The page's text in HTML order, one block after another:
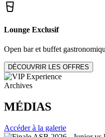
Lounge Exclusif
Open bar et buffet
DÉCOUVRIR LES OFFRES
Archives
MÉDIAS
Accéder à la galerie